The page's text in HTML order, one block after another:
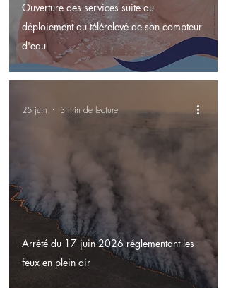
Ouverture des services suite au
déploiement du télérelevé de son compteur
d'eau
Arrêté du 17 juin 2026 réglementant les
feux en plein air
25 juin 3 min de lecture